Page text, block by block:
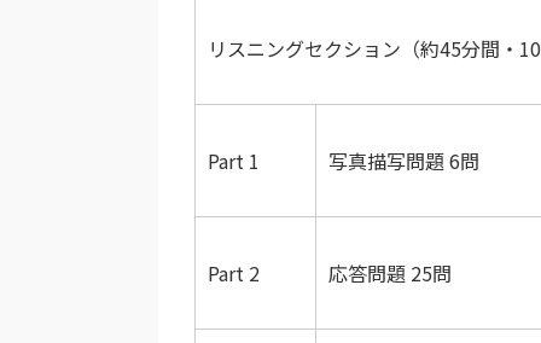
リスニングセクション（約45分間・
Part 1 写真描写問題 6問
Part 2 応答問題 25問